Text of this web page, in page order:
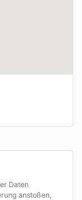
Daten
anstoßen,